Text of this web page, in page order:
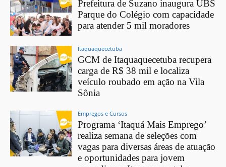
Prefeitura de Suzano inaugura UBS
Parque do Colégio com capacidade
para atender 5 mil moradores
Itaquaquecetuba
GCM de Itaquaquecetuba recupera
carga de R$ 38 mil e localiza
veículo roubado em ação na Vila
Sônia
Empregos e Cursos
Programa ‘Itaquá Mais Emprego’
realiza semana de seleções com
vagas para diversas áreas de atuação
e oportunidades para jovem